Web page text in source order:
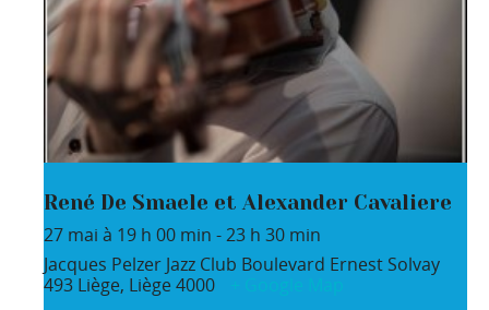
René De Smaele et Alexander Cavaliere
27 mai à 19 h 00 min -23 h 30 min
Jacques Pelzer Jazz Club Boulevard Ernest Solvay
493 Liège, Liège4000